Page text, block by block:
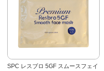
SPC レスブロ 5GF スムースフェイ